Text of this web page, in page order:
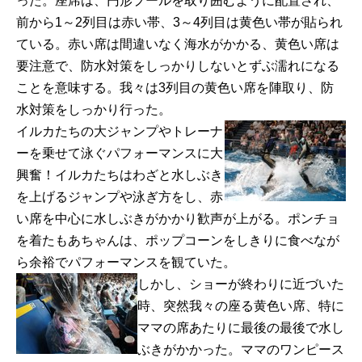
前から1～2列目は赤い帯、3～4列目は黄色い帯が貼られ
ている。赤い席は間違いなく海水がかかる、黄色い席は
要注意で、防水対策をしっかりしないとずぶ濡れになる
ことを意味する。我々は3列目の黄色い席を陣取り、防
水対策をしっかり行った。
イルカたちの大ジャンプやトレーナ
ーを乗せて泳ぐパフォーマンスに大
興奮！イルカたちはわざと水しぶき
を上げるジャンプや泳ぎ方をし、赤
い席を中心に水しぶきがかかり歓声が上がる。ポンチョ
を着たもあちゃんは、ポップコーンをしきりに食べなが
ら余裕でパフォーマンスを観ていた。
しかし、ショーが終わりに近づいた
時、突然我々の座る黄色い席、特に
ママの席あたりに最後の最後で水し
ぶきがかかった。ママのワンピース